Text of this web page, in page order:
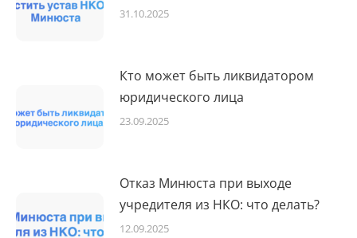
31.10.2025
Кто может быть ликвидатором
юридического лица
23.09.2025
Отказ Минюста при выходе
учредителя из НКО: что делать?
12.09.2025